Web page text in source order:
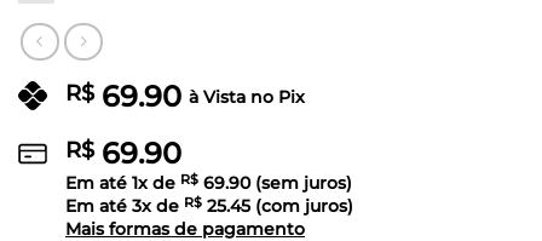
R$69.90 à Vista no Pix
R$69.90
Em até 1x de R$ 69.90(sem juros)
Em até 3x de R$ 25.45 (com juros)
Mais formas de pagamento